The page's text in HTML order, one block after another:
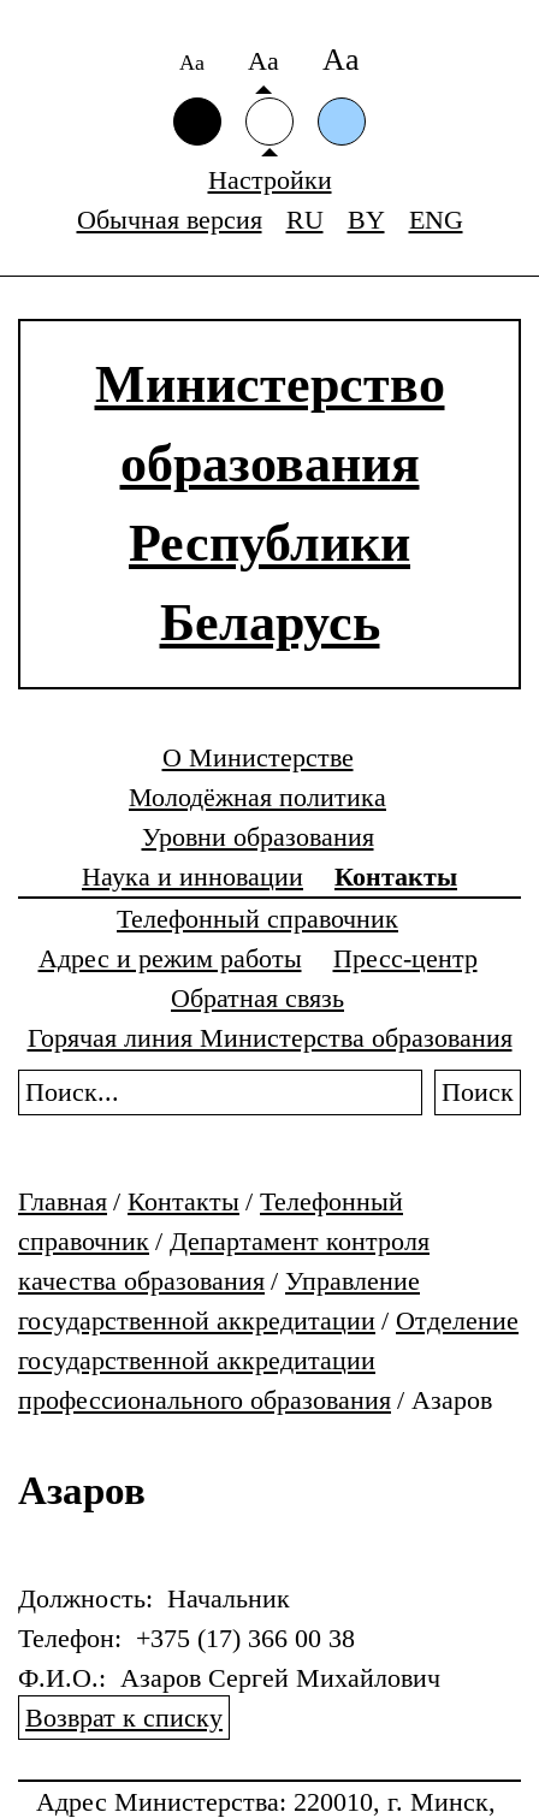
Аа Аа Аа
Настройки
Обычная версия
RU BY ENG
Министерство
образования
Республики
Беларусь
О Министерстве
Молодёжная политика
Уровни образования
Наука и инновации
Контакты
Телефонный справочник
Адрес и режим работы
Пресс-центр
Обратная связь
Горячая линия Министерства образования
Поиск
Главная / Контакты / Телефонный
справочник / Департамент контроля
качества образования / Управление
государственной аккредитации / Отделение
государственной аккредитации
профессионального образования / Азаров
Азаров
Должность: Начальник
Телефон: +375 (17) 366 00 38
Ф.И.О.: Азаров Сергей Михайлович
Возврат к списку
Адрес Министерства: 220010, г. Минск,